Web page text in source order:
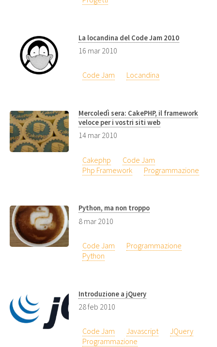
La locandina del Code Jam 2010
16 mar 2010
Code Jam Locandina
Mercoledì sera: CakePHP, il framework
veloce per i vostri siti web
14 mar 2010
Cakephp
Code Jam
Php Framework
Programmazione
Python, ma non troppo
8 mar 2010
Code Jam
Programmazione
Python
Introduzione a jQuery
28 feb 2010
Code Jam Javascript
JQuery
Programmazione